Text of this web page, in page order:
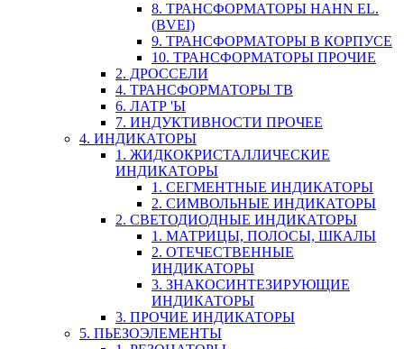
8. ТРАНСФОРМАТОРЫ HAHN EL.
(BVEI)
9. ТРАНСФОРМАТОРЫ В КОРПУСЕ
10. ТРАНСФОРМАТОРЫ ПРОЧИЕ
2. ДРОССЕЛИ
4. ТРАНСФОРМАТОРЫ ТВ
6. ЛАТР 'Ы
7. ИНДУКТИВНОСТИ ПРОЧЕЕ
4. ИНДИКАТОРЫ
1. ЖИДКОКРИСТАЛЛИЧЕСКИЕ
ИНДИКАТОРЫ
1. СЕГМЕНТНЫЕ ИНДИКАТОРЫ
2. СИМВОЛЬНЫЕ ИНДИКАТОРЫ
2. СВЕТОДИОДНЫЕ ИНДИКАТОРЫ
1. МАТРИЦЫ, ПОЛОСЫ, ШКАЛЫ
2. ОТЕЧЕСТВЕННЫЕ
ИНДИКАТОРЫ
3. ЗНАКОСИНТЕЗИРУЮЩИЕ
ИНДИКАТОРЫ
3. ПРОЧИЕ ИНДИКАТОРЫ
5. ПЬЕЗОЭЛЕМЕНТЫ